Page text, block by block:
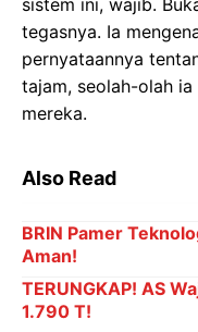
sistem ini, wajib.
tegasnya. Ia
pernyataannya
tajam, seolah-olah
mereka.
Also Read
BRIN Pamer
Aman!
TERUNGKAP! AS
1.790 T!